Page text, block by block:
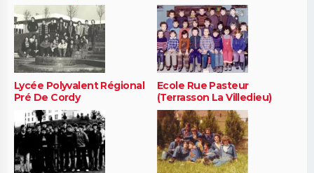
Lycée Polyvalent Régional
Pré De Cordy
Ecole Rue Pasteur
(Terrasson La Villedieu)